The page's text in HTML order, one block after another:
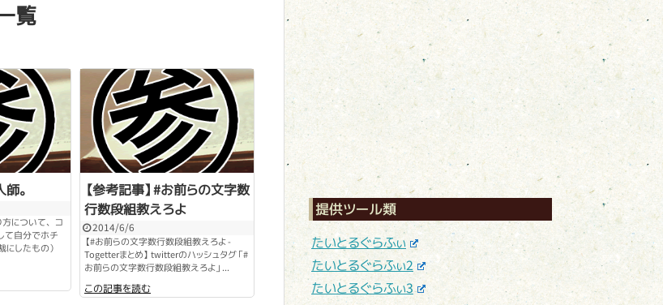
覧
。
方について、コ
て自分でホチ
したもの）
【参考記事】#お前らの文字数
行数段組教えろよ
2014/6/6
【#お前らの文字数行数段組教えろよ -
Togetterまとめ】 twitterのハッシュタグ「#
お前らの文字数行数段組教えろよ」...
この記事を読む
提供ツール類
たいとるぐらふぃ
たいとるぐらふぃ2
たいとるぐらふぃ3